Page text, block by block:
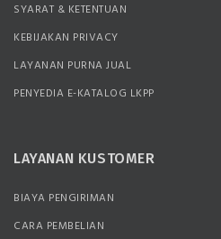
SYARAT & KETENTUAN
KEBIJAKAN PRIVACY
LAYANAN PURNA JUAL
PENYEDIA E-KATALOG LKPP
LAYANAN KUSTOMER
BIAYA PENGIRIMAN
CARA PEMBELIAN